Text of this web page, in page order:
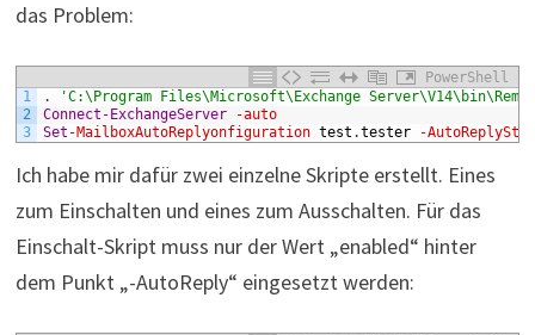
das Problem:
PowerShell
1
2
3
.
'C:\Program Files\Microsoft\Exchange
Connect-ExchangeServer
-auto
Set -MailboxAutoReplyonfiguration test .tester -
Ich habe mir dafür zwei einzelne Skripte erstellt. Eines
zum Einschalten und eines zum Ausschalten. Für das
Einschalt-Skript muss nur der Wert „enabled“ hinter
dem Punkt „-AutoReply“ eingesetzt werden: